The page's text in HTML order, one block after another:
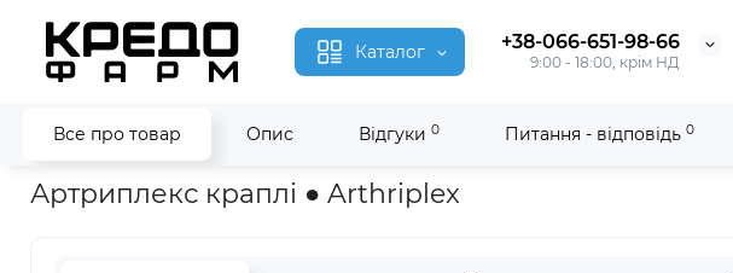
Каталог +38-066-651-98-66
9:00 - 18:00, крім НД
Все про товар Опис Відгуки 0 Питання - відповідь 0
Головна Гомеопатія Артриплекс ● Arthriplex
Артриплекс краплі ● Arthriplex